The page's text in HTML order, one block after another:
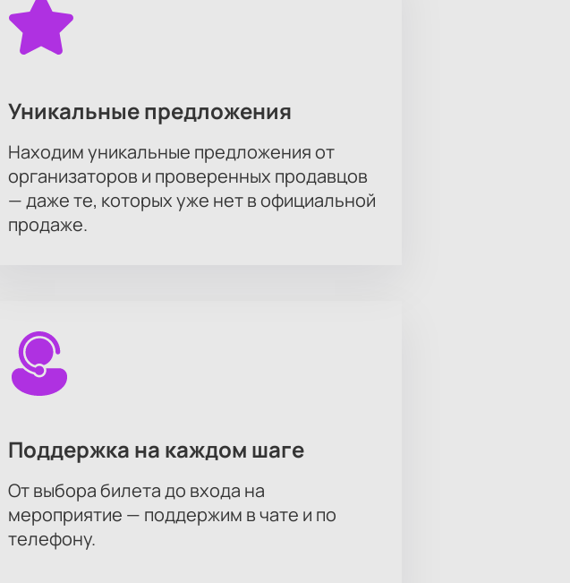
со сценой.
Уникальные предложения
Находим уникальные предложения от
организаторов и проверенных продавцов
— даже те, которых уже нет в официальной
продаже.
Поддержка на каждом шаге
От выбора билета до входа на
мероприятие — поддержим в чате и по
телефону.